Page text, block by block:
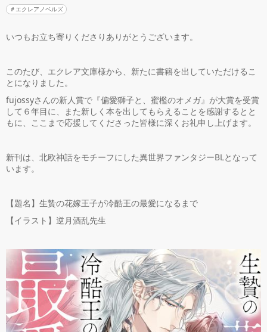
エクレアノベルズ
いつもお立ち寄りくださりありがとうございます。
このたび、エクレア文庫様から、新たに書籍を出していただけるこ
とになりました。
fujossyさんの新人賞で『偏愛獅子と、蜜檻のオメガ』が大賞を受賞
して６年目に、また新しく本を出してもらえることを感謝するとと
もに、ここまで応援してくださった皆様に深くお礼申し上げます。
新刊は、北欧神話をモチーフにした異世界ファンタジーBLとなって
います。
【題名】生贄の花嫁王子が冷酷王の最愛になるまで
【イラスト】逆月酒乱先生